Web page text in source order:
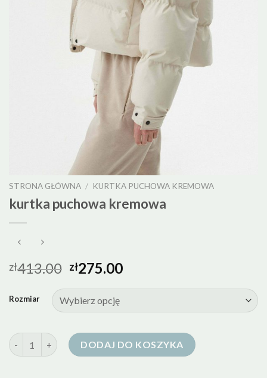
STRONA GŁÓWNA / KURTKA PUCHOWA KREMOWA
kurtka puchowa kremowa
zł413.00 zł275.00
Rozmiar
ilość kurtka puchowa kremowaDODAJ DO KOSZYKA